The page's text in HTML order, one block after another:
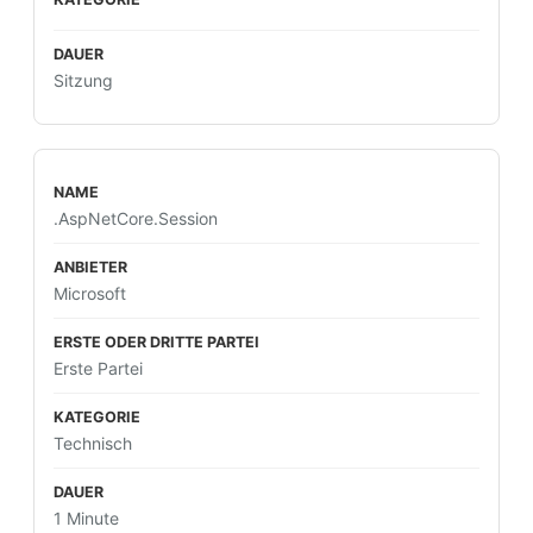
Sitzung
.AspNetCore.Session
Microsoft
Erste Partei
Technisch
1 Minute